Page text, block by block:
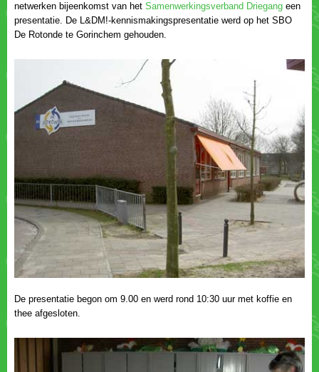
netwerken bijeenkomst van het
een
presentatie. De L&DM!-kennismakingspresentatie werd op het SBO
De presentatie begon om 9.00 en werd rond 10:30 uur met koffie en
thee afgesloten.